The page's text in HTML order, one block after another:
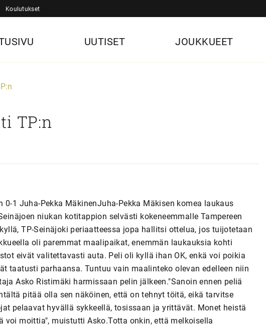
Koulutukset
UUTISET JOUKKUEET
TP:n
0-1 Juha-Pekka MäkinenJuha-Pekka Mäkisen komea laukaus
niukan kotitappion selvästi kokeneemmalle Tampereen
TP-Seinäjoki periaatteessa jopa hallitsi ottelua, jos tuijotetaan
oli paremmat maalipaikat, enemmän laukauksia kohti
eivät valitettavasti auta. Peli oli kyllä ihan OK, enkä voi poikia
taatusti parhaansa. Tuntuu vain maalinteko olevan edelleen niin
Asko Ristimäki harmissaan pelin jälkeen."Sanoin ennen peliä
pitää olla sen näköinen, että on tehnyt töitä, eikä tarvitse
pelaavat hyvällä sykkeellä, tosissaan ja yrittävät. Monet heistä
voi moittia", muistutti Asko.Totta onkin, että melkoisella